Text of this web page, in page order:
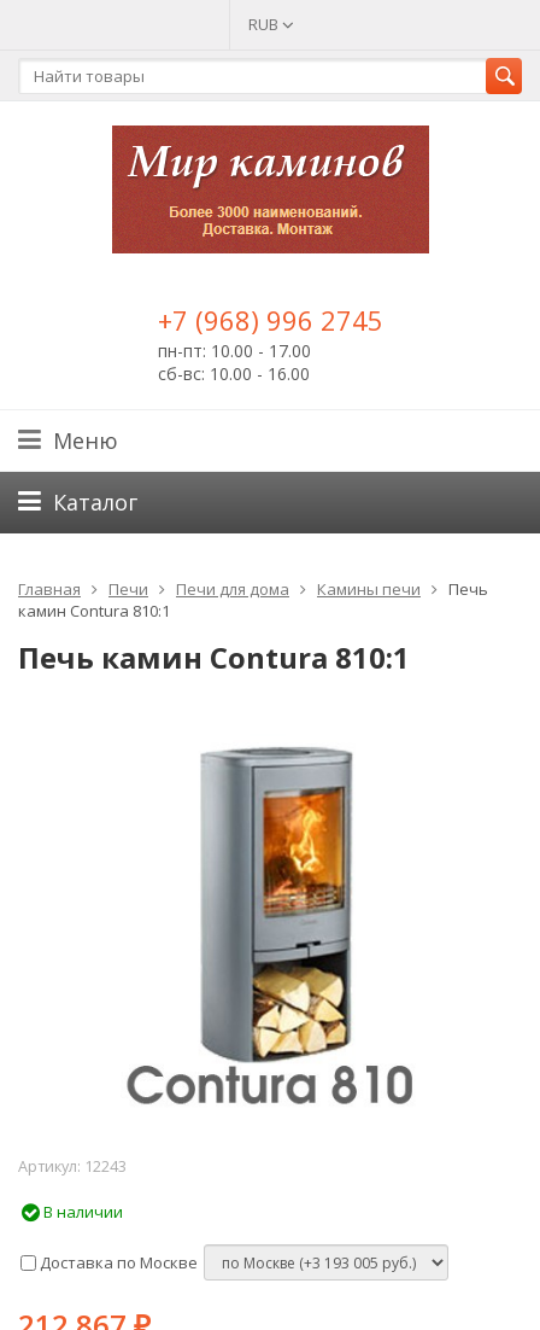
RUB
+7 (968) 996 2745
пн-пт: 10.00 - 17.00
сб-вс: 10.00 - 16.00
Меню
Каталог
Главная Печи Печи для дома Камины печи
Печь
камин Contura 810:1
Печь камин Contura 810:1
Артикул: 12243
В наличии
Доставка по Москве
₽